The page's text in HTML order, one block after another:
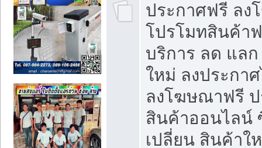
ประกาศฟรี ล
โปรโมทสินค้า
บริการ ลด แล
ใหม่ ลงประกา
ลงโฆษณาฟรี
สินค้าออนไลน์
เปลี่ยน สินค้าใ